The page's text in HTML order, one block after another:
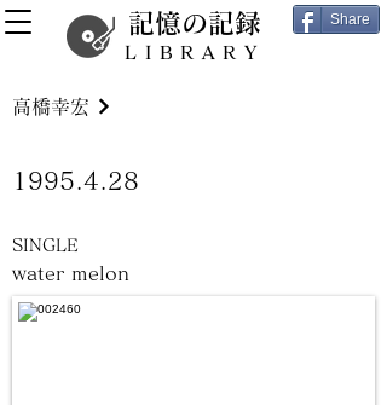
記憶の記録
LIBRARY
Share
water melon
高橋幸宏
1995.4.28
SINGLE